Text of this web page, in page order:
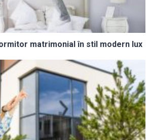
matrimonial în stil modern lux